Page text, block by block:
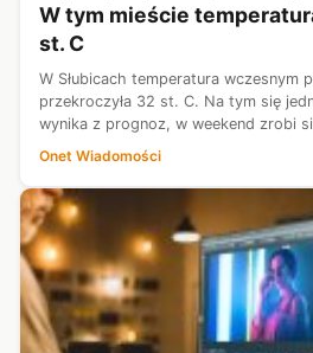
W tym mieście
st. C
W Słubicach temperatura wczesnym
przekroczyła 32 st. C. Na tym się
wynika z prognoz, w weekend zrobi
rtęci mogą powędrować nawet do 35
Onet Wiadomości